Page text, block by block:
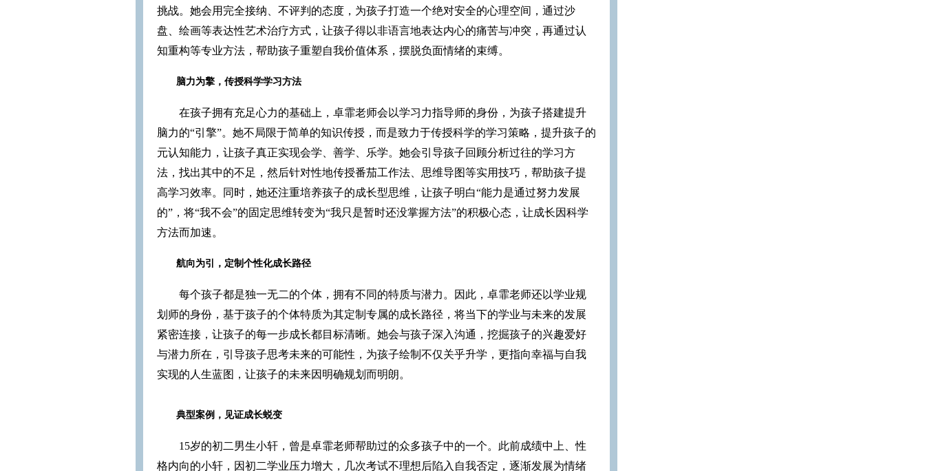
挑战。她会用完全接纳、不评判的态度，为孩子打造一个绝对安全的心理空间，通过沙
盘、绘画等表达性艺术治疗方式，让孩子得以非语言地表达内心的痛苦与冲突，再通过认
知重构等专业方法，帮助孩子重塑自我价值体系，摆脱负面情绪的束缚。
脑力为擎，传授科学学习方法
在孩子拥有充足心力的基础上，卓霏老师会以学习力指导师的身份，为孩子搭建提升
脑力的“引擎”。她不局限于简单的知识传授，而是致力于传授科学的学习策略，提升孩子的
元认知能力，让孩子真正实现会学、善学、乐学。她会引导孩子回顾分析过往的学习方
法，找出其中的不足，然后针对性地传授番茄工作法、思维导图等实用技巧，帮助孩子提
高学习效率。同时，她还注重培养孩子的成长型思维，让孩子明白“能力是通过努力发展
的”，将“我不会”的固定思维转变为“我只是暂时还没掌握方法”的积极心态，让成长因科学
方法而加速。
航向为引，定制个性化成长路径
每个孩子都是独一无二的个体，拥有不同的特质与潜力。因此，卓霏老师还以学业规
划师的身份，基于孩子的个体特质为其定制专属的成长路径，将当下的学业与未来的发展
紧密连接，让孩子的每一步成长都目标清晰。她会与孩子深入沟通，挖掘孩子的兴趣爱好
与潜力所在，引导孩子思考未来的可能性，为孩子绘制不仅关乎升学，更指向幸福与自我
实现的人生蓝图，让孩子的未来因明确规划而明朗。
典型案例，见证成长蜕变
15岁的初二男生小轩，曾是卓霏老师帮助过的众多孩子中的一个。此前成绩中上、性
格内向的小轩，因初二学业压力增大，几次考试不理想后陷入自我否定，逐渐发展为情绪